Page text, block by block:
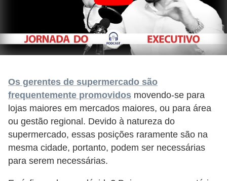
Os gerentes de supermercado são
frequentemente promovidos movendo-se para
lojas maiores em mercados maiores, ou para área
ou gestão regional. Devido à natureza do
supermercado, essas posições raramente são na
mesma cidade, portanto, podem ser necessárias
para serem necessárias.
t
l
e
d
e
p
o